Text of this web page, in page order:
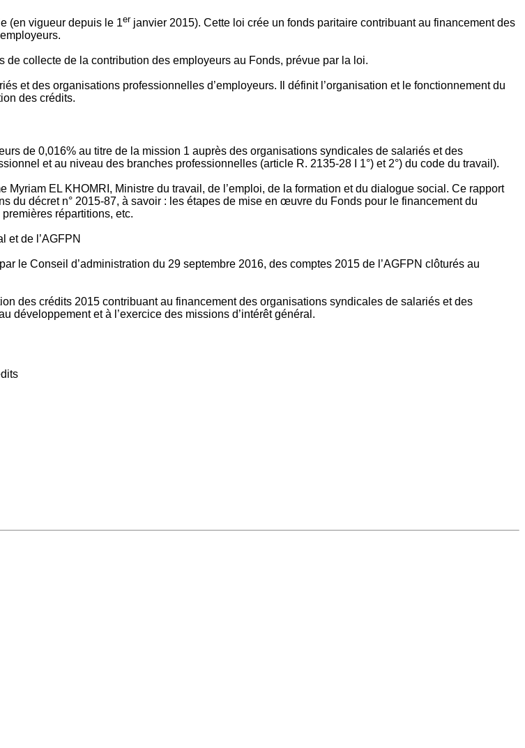
(en vigueur depuis le 1er janvier 2015). Cette loi crée un fonds paritaire contribuant au financement des
collecte de la contribution des employeurs au Fonds, prévue par la loi.
et des organisations professionnelles d’employeurs. Il définit l’organisation et le fonctionnement du
des crédits.
de 0,016% au titre de la mission 1 auprès des organisations syndicales de salariés et des
et au niveau des branches professionnelles (article R. 2135‐28 I 1°) et 2°) du code du travail).
EL KHOMRI, Ministre du travail, de l’emploi, de la formation et du dialogue social. Ce rapport
décret n° 2015-87, à savoir : les étapes de mise en œuvre du Fonds pour le financement du
répartitions, etc.
et de l’AGFPN
le Conseil d’administration du 29 septembre 2016, des comptes 2015 de l’AGFPN clôturés au
des crédits 2015 contribuant au financement des organisations syndicales de salariés et des
développement et à l’exercice des missions d’intérêt général.